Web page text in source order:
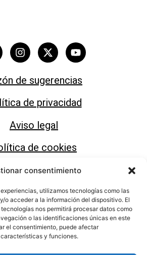
consentimiento
utilizamos tecnologías como las
o acceder a la información del dispositivo. El
nos permitirá procesar datos como
o las identificaciones únicas en este
el consentimiento, puede afectar
y funciones.
de sugerencias
de privacidad
Aviso legal
de cookies
del Ayuntamiento de Motril